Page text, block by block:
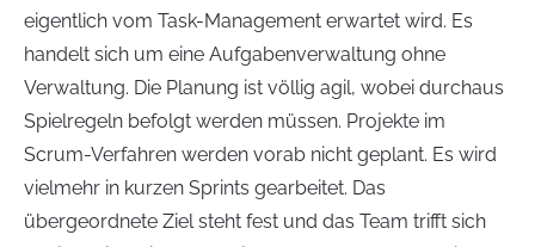
eigentlich vom Task-Management erwartet wird. Es
handelt sich um eine Aufgabenverwaltung ohne
Verwaltung. Die Planung ist völlig agil, wobei durchaus
Spielregeln befolgt werden müssen. Projekte im
Scrum-Verfahren werden vorab nicht geplant. Es wird
vielmehr in kurzen Sprints gearbeitet. Das
übergeordnete Ziel steht fest und das Team trifft sich